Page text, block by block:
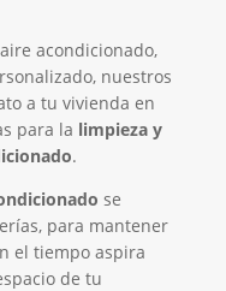
acondicionado,
nuestros
a tu vivienda en
para la limpieza y
.
se
para mantener
el tiempo aspira
de tu